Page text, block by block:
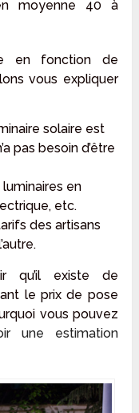
moyenne 40 à
en fonction de
vous expliquer
solaire est
pas besoin d’être
luminaires en
etc.
des artisans
qu’il existe de
le prix de pose
vous pouvez
une estimation